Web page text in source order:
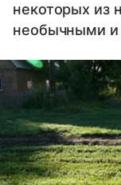
некоторых из
необычными